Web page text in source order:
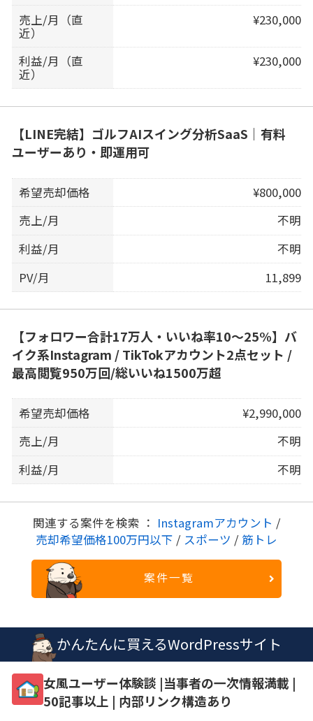
売上/月（直
近）
¥230,000
利益/月（直
近）
¥230,000
【LINE完結】ゴルフAIスイング分析SaaS｜有料
ユーザーあり・即運用可
希望売却価格
¥800,000
売上/月
不明
利益/月
不明
PV/月
11,899
【フォロワー合計17万人・いいね率10〜25%】バ
イク系Instagram / TikTokアカウント2点セット /
最高閲覧950万回/総いいね1500万超
希望売却価格
¥2,990,000
売上/月
不明
利益/月
不明
関連する案件を検索 ： Instagramアカウント /
売却希望価格100万円以下 / スポーツ / 筋トレ
案件一覧
かんたんに買えるWordPressサイト
女風ユーザー体験談 |当事者の一次情報満載 |
50記事以上 | 内部リンク構造あり